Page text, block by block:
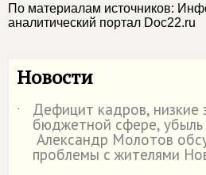
По материалам источников:
аналитический портал Doc22.ru
Новости
˙ Дефицит кадров, низкие
бюджетной сфере, убыль
Александр Молотов
проблемы с жителями